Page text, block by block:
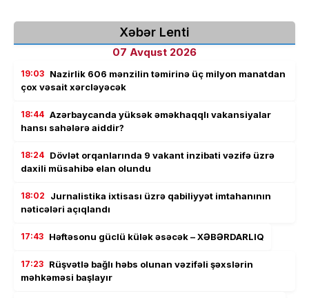
Xəbər Lenti
07 Avqust 2026
19:03 Nazirlik 606 mənzilin təmirinə üç milyon manatdan
çox vəsait xərcləyəcək
18:44 Azərbaycanda yüksək əməkhaqqlı vakansiyalar
hansı sahələrə aiddir?
18:24 Dövlət orqanlarında 9 vakant inzibati vəzifə üzrə
daxili müsahibə elan olundu
18:02
Jurnalistika ixtisası üzrə qabiliyyət imtahanının
nəticələri açıqlandı
17:43 Həftəsonu güclü külək əsəcək – XƏBƏRDARLIQ
17:23 Rüşvətlə bağlı həbs olunan vəzifəli şəxslərin
məhkəməsi başlayır